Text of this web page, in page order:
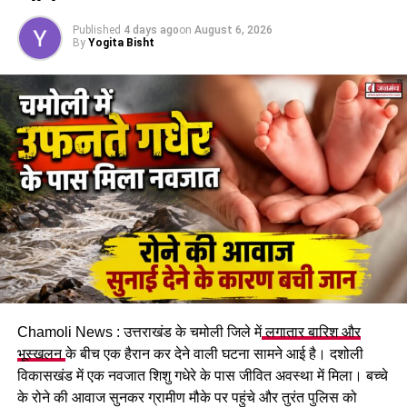
श्रद्धालुओं से यात्रा समय से पूरी करने की
अपील
यात्रा अवधि के दौरान श्रद्धालुओं में खासा उत्साह देखने को मिला। कठिन
भौगोलिक परिस्थितियों और ऊंचाई वाले क्षेत्र में स्थित होने के बावजूद बड़ी
संख्या में संगत ने पवित्र धाम पहुंचकर मत्था टेका और अरदास की। ट्रस्ट
ने श्रद्धालुओं से अपील की है कि वे निर्धारित तिथि का ध्यान रखते हुए अपनी
यात्रा समय से पूरी कर लें।
Published 4 days agoon August 6, 2026
By Yogita Bisht
Chamoli News : उत्तराखंड के चमोली जिले मेंलगातार बारिश और
भूस्खलनके बीच एक हैरान कर देने वाली घटना सामने आई है। दशोली
विकासखंड में एक नवजात शिशु गधेरे के पास जीवित अवस्था में मिला। बच्चे
के रोने की आवाज सुनकर ग्रामीण मौके पर पहुंचे और तुरंत पुलिस को